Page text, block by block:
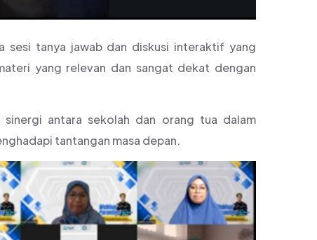
sesi tanya jawab dan diskusi interaktif yang
yang relevan dan sangat dekat dengan
antara sekolah dan orang tua dalam
tantangan masa depan.